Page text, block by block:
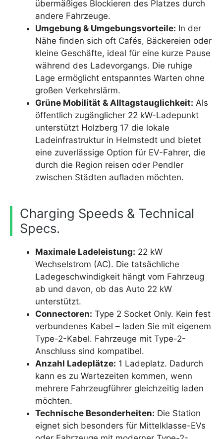
übermäßiges Blockieren des Platzes durch
andere Fahrzeuge.
Umgebung & Umgebungsvorteile: In der
Nähe finden sich oft Cafés, Bäckereien oder
kleine Geschäfte, ideal für eine kurze Pause
während des Ladevorgangs. Die ruhige
Lage ermöglicht entspanntes Warten ohne
großen Verkehrslärm.
Grüne Mobilität & Alltagstauglichkeit: Als
öffentlich zugänglicher 22 kW-Ladepunkt
unterstützt Holzberg 17 die lokale
Ladeinfrastruktur in Helmstedt und bietet
eine zuverlässige Option für EV-Fahrer, die
durch die Region reisen oder Pendler
zwischen Städten aufladen möchten.
Charging Speeds & Technical
Specs.
Maximale Ladeleistung: 22 kW
Wechselstrom (AC). Die tatsächliche
Ladegeschwindigkeit hängt vom Fahrzeug
ab und davon, ob das Auto 22 kW
unterstützt.
Connectoren: Type 2 Socket Only. Kein fest
verbundenes Kabel – laden Sie mit eigenem
Type-2-Kabel. Fahrzeuge mit Type-2-
Anschluss sind kompatibel.
Anzahl Ladeplätze: 1 Ladeplatz. Dadurch
kann es zu Wartezeiten kommen, wenn
mehrere Fahrzeugführer gleichzeitig laden
möchten.
Technische Besonderheiten: Die Station
eignet sich besonders für Mittelklasse-EVs